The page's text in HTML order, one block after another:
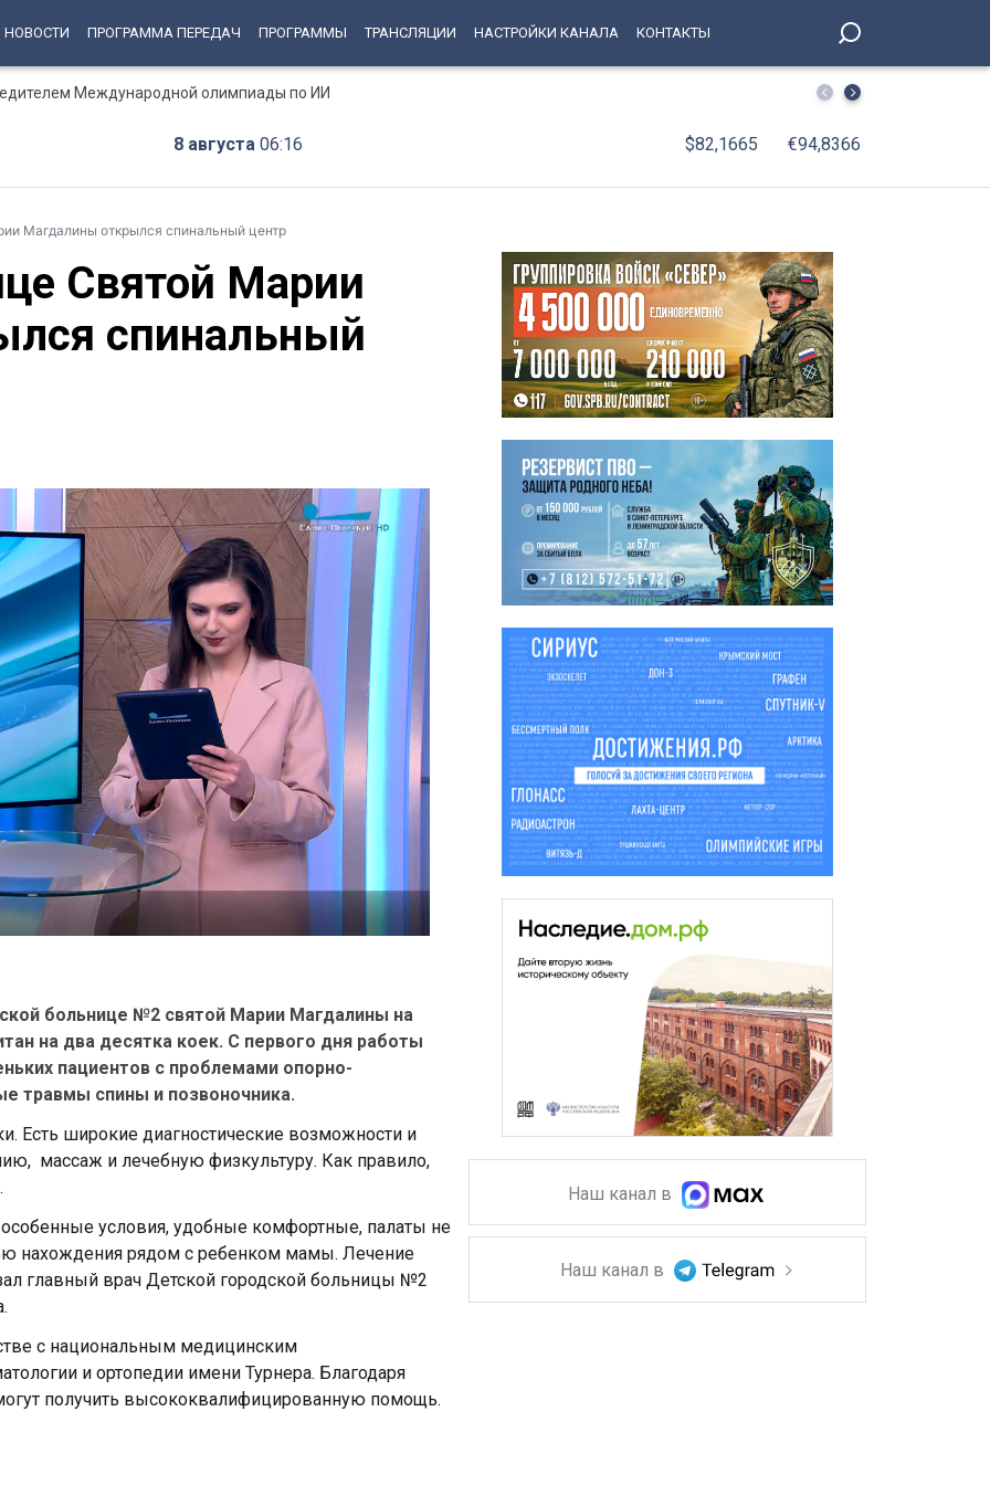
НОВОСТИ ПРОГРАММА ПЕРЕДАЧ ПРОГРАММЫ ТРАНСЛЯЦИИ НАСТРОЙКИ КАНАЛА КОНТАКТЫ
Международной олимпиады по ИИ С января по июнь 2026 года оборот организаций
8 августа 06:16 $82,1665 €94,8366
Магдалины открылся спинальный центр
Святой Марии
спинальный
больнице №2 святой Марии Магдалины на
на два десятка коек. С первого дня работы
пациентов с проблемами опорно-
травмы спины и позвоночника.
Есть широкие диагностические возможности и
массаж и лечебную физкультуру. Как правило,
особенные условия, удобные комфортные, палаты не
нахождения рядом с ребенком мамы. Лечение
главный врач Детской городской больницы №2
с национальным медицинским
и ортопедии имени Турнера. Благодаря
получить высококвалифицированную помощь.
Наш канал в
Наш канал в